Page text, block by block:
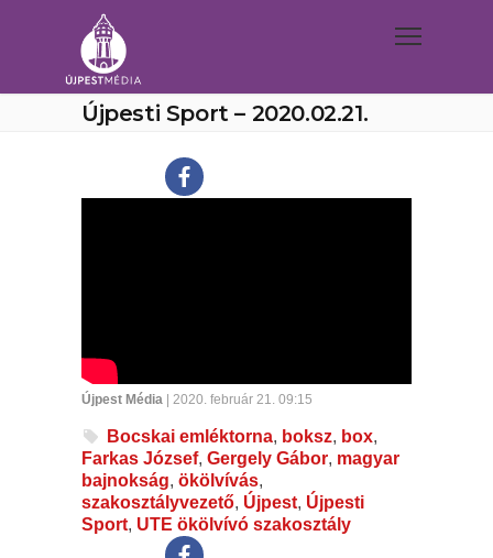
Újpesti Sport – 2020.02.21.
Újpest Média | 2020. február 21. 09:15
Bocskai emléktorna, boksz, box,
Farkas József, Gergely Gábor, magyar
bajnokság, ökölvívás,
szakosztályvezető, Újpest, Újpesti
Sport, UTE ökölvívó szakosztály